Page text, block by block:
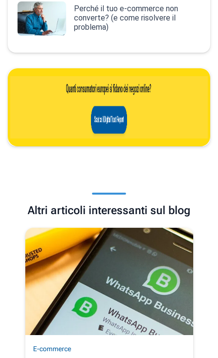
Perché il tuo e-commerce non
converte? (e come risolvere il
problema)
Altri articoli interessanti sul blog
E-commerce